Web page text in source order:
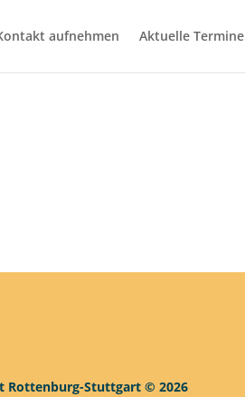
aufnehmen Aktuelle Termine
Rottenburg-Stuttgart © 2026